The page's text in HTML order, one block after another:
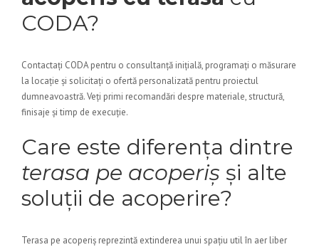
CODA?
Contactați CODA pentru o consultanță inițială, programați o măsurare
la locație și solicitați o ofertă personalizată pentru proiectul
dumneavoastră. Veți primi recomandări despre materiale, structură,
finisaje și timp de execuție.
Care este diferența dintre
terasa pe acoperiș și alte
soluții de acoperire?
Terasa pe acoperiș reprezintă extinderea unui spațiu util în aer liber